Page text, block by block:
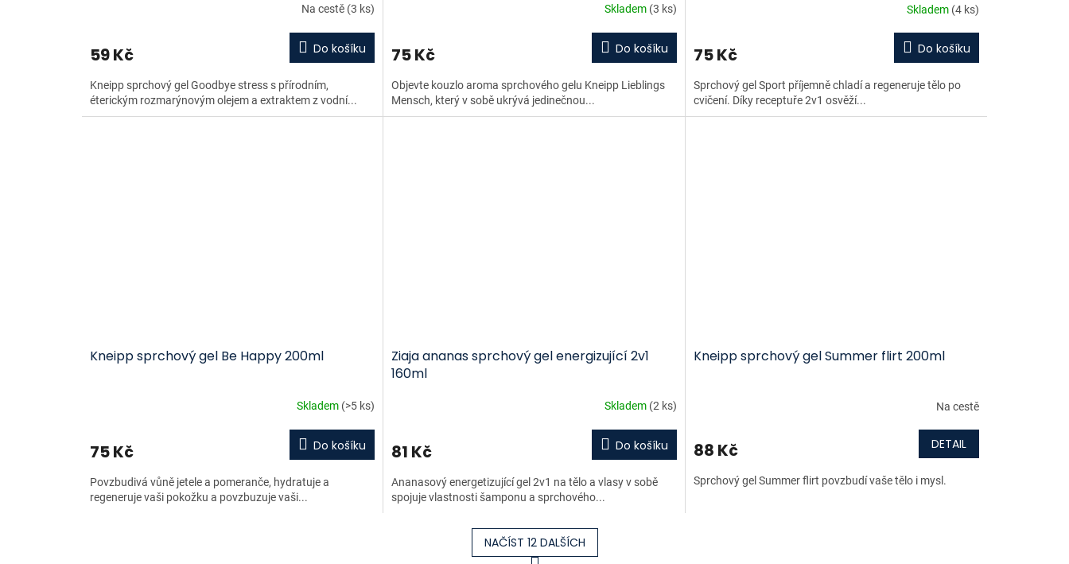
Na cestě (3 ks)
59 Kč Do košíku
Kneipp sprchový gel Goodbye stress s přírodním,
éterickým rozmarýnovým olejem a extraktem z vodní...
Skladem (3 ks)
75 Kč Do košíku
Objevte kouzlo aroma sprchového gelu Kneipp Lieblings
Mensch, který v sobě ukrývá jedinečnou...
Skladem (4 ks)
75 Kč Do košíku
Sprchový gel Sport příjemně chladí a regeneruje tělo po
cvičení. Díky receptuře 2v1 osvěží...
Kneipp sprchový gel Be Happy 200ml
Skladem (>5 ks)
75 Kč Do košíku
Povzbudivá vůně jetele a pomeranče, hydratuje a
regeneruje vaši pokožku a povzbuzuje vaši...
Ziaja ananas sprchový gel energizující 2v1
160ml
Skladem (2 ks)
81 Kč Do košíku
Ananasový energetizující gel 2v1 na tělo a vlasy v sobě
spojuje vlastnosti šamponu a sprchového...
Kneipp sprchový gel Summer flirt 200ml
Na cestě
88 Kč DETAIL
Sprchový gel Summer flirt povzbudí vaše tělo i mysl.
NAČÍST 12 DALŠÍCH